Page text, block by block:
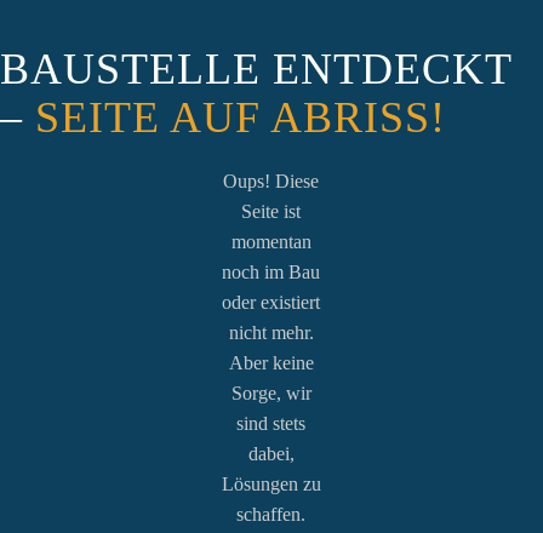
BAUSTELLE ENTDECKT
– SEITE AUF ABRISS!
Oups! Diese
Seite ist
momentan
noch im Bau
oder existiert
nicht mehr.
Aber keine
Sorge, wir
sind stets
dabei,
Lösungen zu
schaffen.